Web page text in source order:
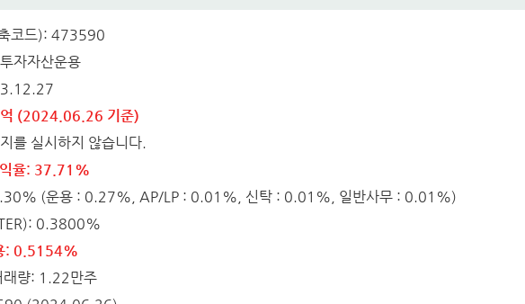
코드): 473590
자자산운용
(2024.06.26 기준)
를 실시하지 않습니다.
율: 37.71%
(운용 : 0.27%, AP/LP : 0.01%, 신탁 : 0.01%, 일반사무 : 0.01%)
0.3800%
: 0.5154%
래량: 1.22만주